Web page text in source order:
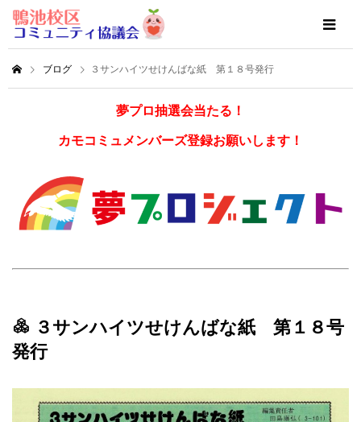
ブログ ３サンハイツせけんばな紙 第１８号発行
夢プロ抽選会当たる！
カモコミュメンバーズ登録お願いします！
３サンハイツせけんばな紙 第１８号
発行